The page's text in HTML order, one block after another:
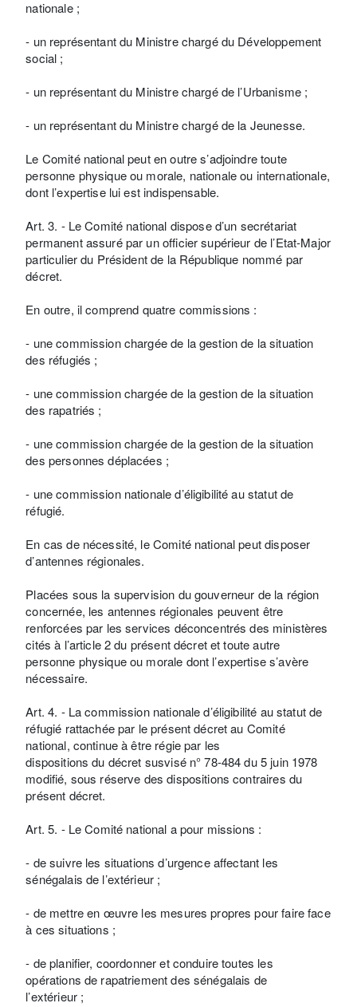
nationale ;
- un représentant du Ministre chargé du Développement
social ;
- un représentant du Ministre chargé de l’Urbanisme ;
- un représentant du Ministre chargé de la Jeunesse.
Le Comité national peut en outre s’adjoindre toute
personne physique ou morale, nationale ou internationale,
dont l’expertise lui est indispensable.
Art. 3. - Le Comité national dispose d’un secrétariat
permanent assuré par un officier supérieur de l’Etat-Major
particulier du Président de la République nommé par
décret.
En outre, il comprend quatre commissions :
- une commission chargée de la gestion de la situation
des réfugiés ;
- une commission chargée de la gestion de la situation
des rapatriés ;
- une commission chargée de la gestion de la situation
des personnes déplacées ;
- une commission nationale d’éligibilité au statut de
réfugié.
En cas de nécessité, le Comité national peut disposer
d’antennes régionales.
Placées sous la supervision du gouverneur de la région
concernée, les antennes régionales peuvent être
renforcées par les services déconcentrés des ministères
cités à l’article 2 du présent décret et toute autre
personne physique ou morale dont l’expertise s’avère
nécessaire.
Art. 4. - La commission nationale d’éligibilité au statut de
réfugié rattachée par le présent décret au Comité
national, continue à être régie par les
dispositions du décret susvisé n° 78-484 du 5 juin 1978
modifié, sous réserve des dispositions contraires du
présent décret.
Art. 5. - Le Comité national a pour missions :
- de suivre les situations d’urgence affectant les
sénégalais de l’extérieur ;
- de mettre en œuvre les mesures propres pour faire face
à ces situations ;
- de planifier, coordonner et conduire toutes les
opérations de rapatriement des sénégalais de
l’extérieur ;